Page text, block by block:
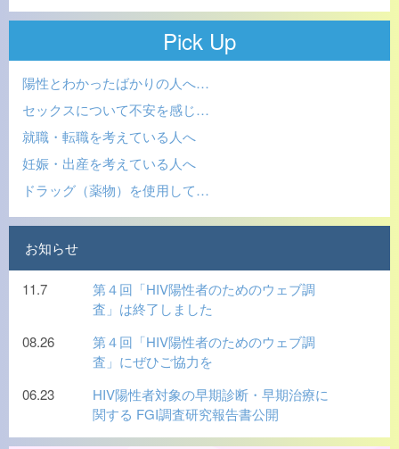
Pick Up
陽性とわかったばかりの人へ…
セックスについて不安を感じ…
就職・転職を考えている人へ
妊娠・出産を考えている人へ
ドラッグ（薬物）を使用して…
お知らせ
11.7
第４回「HIV陽性者のためのウェブ調
査」は終了しました
08.26
第４回「HIV陽性者のためのウェブ調
査」にぜひご協力を
06.23
HIV陽性者対象の早期診断・早期治療に
関する FGI調査研究報告書公開